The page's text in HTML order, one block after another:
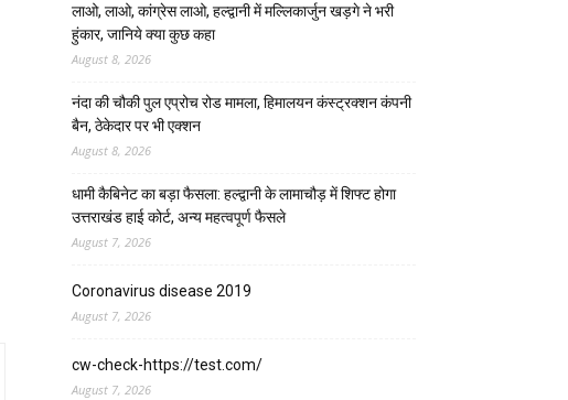
लाओ, लाओ, कांग्रेस लाओ, हल्द्वानी में मल्लिकार्जुन खड़गे ने भरी
हुंकार, जानिये क्या कुछ कहा
August 8, 2026
नंदा की चौकी पुल एप्रोच रोड मामला, हिमालयन कंस्ट्रक्शन कंपनी
बैन, ठेकेदार पर भी एक्शन
August 8, 2026
धामी कैबिनेट का बड़ा फैसला: हल्द्वानी के लामाचौड़ में शिफ्ट होगा
उत्तराखंड हाई कोर्ट, अन्य महत्वपूर्ण फैसले
August 7, 2026
Coronavirus disease 2019
August 7, 2026
cw-check-https://test.com/
August 7, 2026